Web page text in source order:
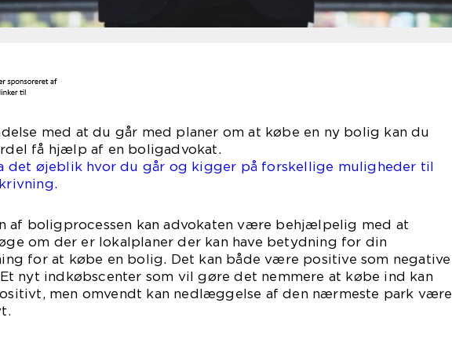
med at du går med planer om at købe en ny bolig kan du
få hjælp af en boligadvokat.
det øjeblik hvor du går og kigger på forskellige muligheder til
af boligprocessen kan advokaten være behjælpelig med at
om der er lokalplaner der kan have betydning for din
for at købe en bolig. Det kan både være positive som negative
nyt indkøbscenter som vil gøre det nemmere at købe ind kan
men omvendt kan nedlæggelse af den nærmeste park være